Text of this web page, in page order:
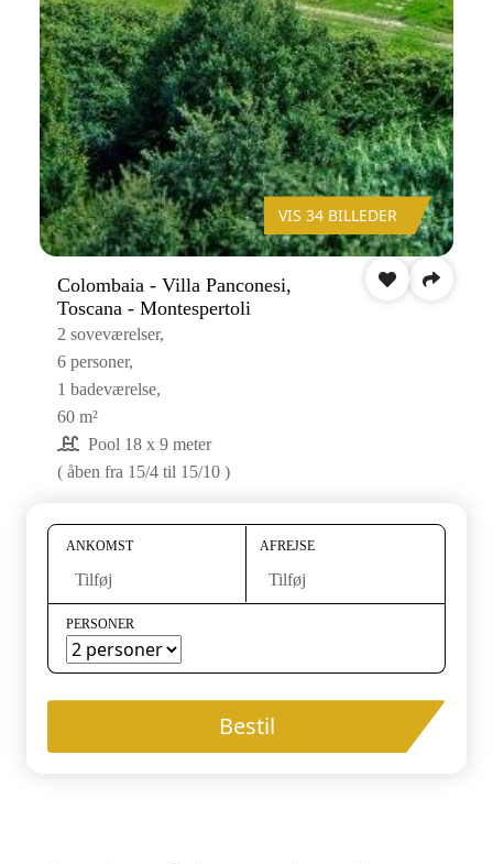
VIS 34 BILLEDER
Colombaia - Villa Panconesi,
Toscana - Montespertoli
2 soveværelser,
6 personer,
1 badeværelse,
60 m²
Pool 18 x 9 meter
( åben fra 15/4 til 15/10 )
ANKOMST
Tilføj
AFREJSE
Tilføj
PERSONER
Bestil